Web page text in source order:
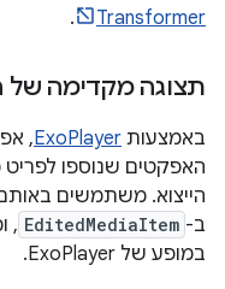
Transformer
.
תצוגה מקדימה של
באמצעות ExoPlayer
,
האפקטים שנוספו
הייצוא. משתמשים
ב- EditedMediaItem
,
במופע של ExoPlayer.